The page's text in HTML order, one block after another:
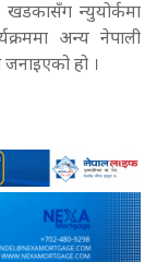
खडकासँग न्युयोर्कमा
अन्य नेपाली
हो ।